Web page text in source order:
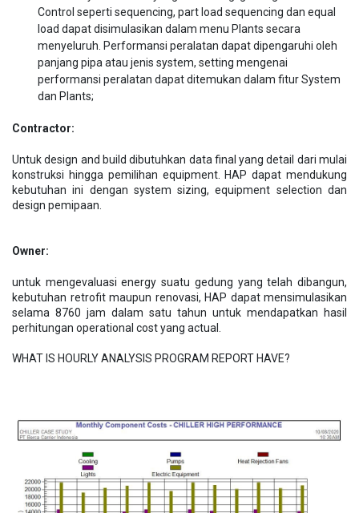
Control seperti sequencing, part load sequencing dan equal
load dapat disimulasikan dalam menu Plants secara
menyeluruh. Performansi peralatan dapat dipengaruhi oleh
panjang pipa atau jenis system, setting mengenai
performansi peralatan dapat ditemukan dalam fitur System
dan Plants;
Contractor:
Untuk design and build dibutuhkan data final yang detail dari mulai
konstruksi hingga pemilihan equipment. HAP dapat mendukung
kebutuhan ini dengan system sizing, equipment selection dan
design pemipaan.
Owner:
untuk mengevaluasi energy suatu gedung yang telah dibangun,
kebutuhan retrofit maupun renovasi, HAP dapat mensimulasikan
selama 8760 jam dalam satu tahun untuk mendapatkan hasil
perhitungan operational cost yang actual.
WHAT IS HOURLY ANALYSIS PROGRAM REPORT HAVE?